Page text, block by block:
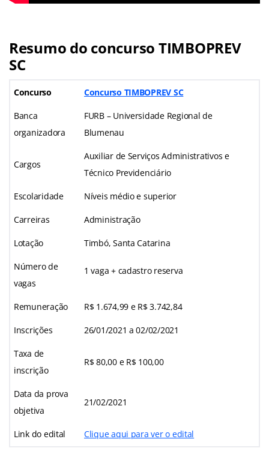
Resumo do concurso TIMBOPREV
SC
Concurso Concurso TIMBOPREV SC
Banca
organizadora
FURB – Universidade Regional de
Blumenau
Cargos
Auxiliar de Serviços Administrativos e
Técnico Previdenciário
Escolaridade Níveis médio e superior
Carreiras Administração
Lotação Timbó, Santa Catarina
Número de
vagas
1 vaga + cadastro reserva
Remuneração R$ 1.674,99 e R$ 3.742,84
Inscrições 26/01/2021 a 02/02/2021
Taxa de
inscrição
R$ 80,00 e R$ 100,00
Data da prova
objetiva
21/02/2021
Link do edital Clique aqui para ver o edital